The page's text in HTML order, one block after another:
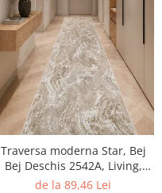
Traversa moderna Star, Bej
Bej Deschis 2542A, Living,
Dormitor, Hol, 100 x 200 cm
de la 89,46 Lei